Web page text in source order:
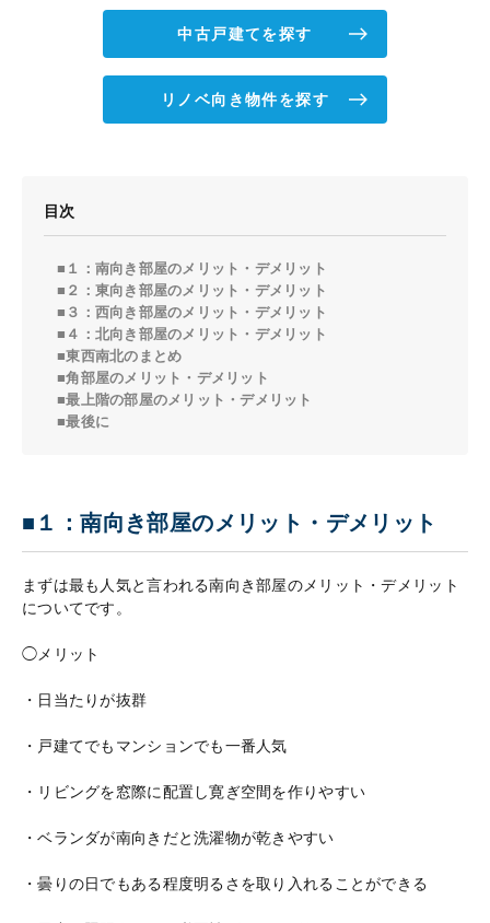
中古戸建てを探す
リノベ向き物件を探す
目次
■１：南向き部屋のメリット・デメリット
■２：東向き部屋のメリット・デメリット
■３：西向き部屋のメリット・デメリット
■４：北向き部屋のメリット・デメリット
■東西南北のまとめ
■角部屋のメリット・デメリット
■最上階の部屋のメリット・デメリット
■最後に
■１：南向き部屋のメリット・デメリット
まずは最も人気と言われる南向き部屋のメリット・デメリット
についてです。
◯メリット
・日当たりが抜群
・戸建てでもマンションでも一番人気
・リビングを窓際に配置し寛ぎ空間を作りやすい
・ベランダが南向きだと洗濯物が乾きやすい
・曇りの日でもある程度明るさを取り入れることができる